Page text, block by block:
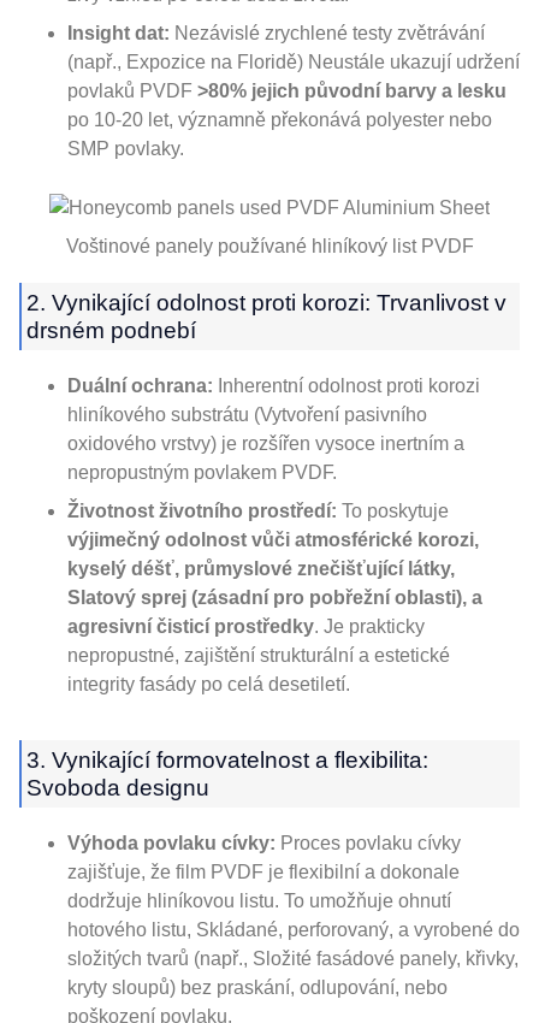
Insight dat: Nezávislé zrychlené testy zvětrávání
(např., Expozice na Floridě) Neustále ukazují udržení
povlaků PVDF >80% jejich původní barvy a lesku
po 10-20 let, významně překonává polyester nebo
SMP povlaky.
Voštinové panely používané hliníkový list PVDF
2. Vynikající odolnost proti korozi: Trvanlivost v
drsném podnebí
Duální ochrana: Inherentní odolnost proti korozi
hliníkového substrátu (Vytvoření pasivního
oxidového vrstvy) je rozšířen vysoce inertním a
nepropustným povlakem PVDF.
Životnost životního prostředí: To poskytuje
výjimečný odolnost vůči atmosférické korozi,
kyselý déšť, průmyslové znečišťující látky,
Slatový sprej (zásadní pro pobřežní oblasti), a
agresivní čisticí prostředky. Je prakticky
nepropustné, zajištění strukturální a estetické
integrity fasády po celá desetiletí.
3. Vynikající formovatelnost a flexibilita:
Svoboda designu
Výhoda povlaku cívky: Proces povlaku cívky
zajišťuje, že film PVDF je flexibilní a dokonale
dodržuje hliníkovou listu. To umožňuje ohnutí
hotového listu, Skládané, perforovaný, a vyrobené do
složitých tvarů (např., Složité fasádové panely, křivky,
kryty sloupů) bez praskání, odlupování, nebo
poškození povlaku.